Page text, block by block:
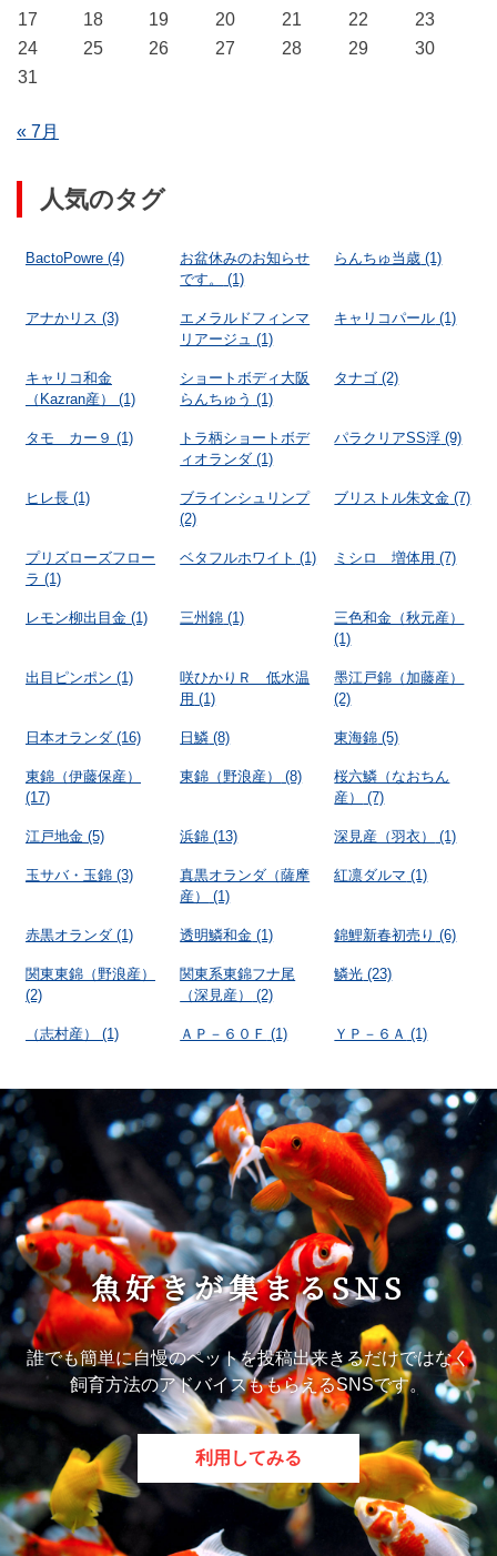
17
18 19 20 21 22
23
24
25 26 27 28 29
30
31
« 7月
人気のタグ
BactoPowre (4)
お盆休みのお知らせ
です。
(1)
らんちゅ当歳 (1)
アナかリス (3)
エメラルドフィンマ
リアージュ (1)
キャリコパール (1)
キャリコ和金
（Kazran産）
(1)
ショートボディ大阪
らんちゅう (1)
タナゴ (2)
タモ カー９ (1)
トラ柄ショートボデ
ィオランダ (1)
パラクリアSS浮 (9)
ヒレ長 (1)
ブラインシュリンプ
(2)
ブリストル朱文金 (7)
プリズローズフロー
ラ (1)
ベタフルホワイト (1) ミシロ 増体用 (7)
レモン柳出目金 (1) 三州錦 (1)
三色和金（秋元産）
(1)
出目ピンポン (1)
咲ひかりＲ 低水温
用 (1)
墨江戸錦（加藤産）
(2)
日本オランダ (16) 日鱗 (8) 東海錦 (5)
東錦（伊藤保産）
(17)
東錦（野浪産） (8)
桜六鱗（なおちん
産）
(7)
江戸地金 (5) 浜錦 (13) 深見産（羽衣） (1)
玉サバ・玉錦 (3)
真黒オランダ（薩摩
産）
(1)
紅凛ダルマ (1)
赤黒オランダ (1) 透明鱗和金 (1) 錦鯉新春初売り (6)
関東東錦（野浪産）
(2)
関東系東錦フナ尾
（深見産）
(2)
鱗光 (23)
（志村産） (1) ＡＰ－６０Ｆ (1) ＹＰ－６Ａ (1)
魚好きが集まるSNS
誰でも簡単に自慢のペットを投稿出来きるだけではなく
飼育方法のアドバイスももらえるSNSです。
利用してみる